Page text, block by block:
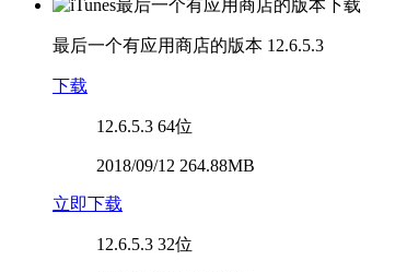
最后一个有应用商店的版本 12.6.5.3
下载
12.6.5.3 64位
2018/09/12 264.88MB
立即下载
12.6.5.3 32位